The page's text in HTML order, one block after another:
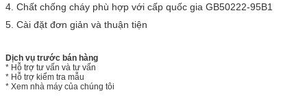
4. Chất chống cháy phù hợp với cấp quốc gia GB50222-95B1
5. Cài đặt đơn giản và thuận tiện
Dịch vụ trước bán hàng
* Hỗ trợ tư vấn và tư vấn
* Hỗ trợ kiểm tra mẫu
* Xem nhà máy của chúng tôi